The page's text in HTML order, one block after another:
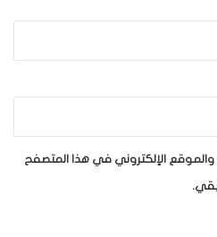
والموقع الإلكتروني في هذا المتصفح